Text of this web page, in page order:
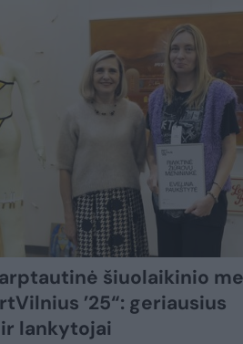
šiuolaikinio
’25“: geriausius
lankytojai